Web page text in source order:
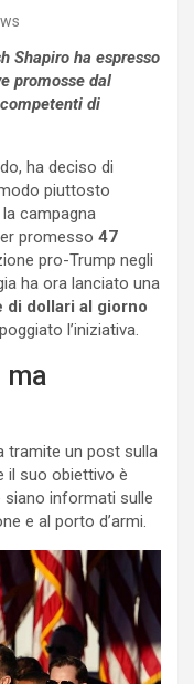
Shapiro ha espresso
promosse dal
di
ha deciso di
piuttosto
campagna
promesso 47
pro-Trump negli
ha ora lanciato una
di dollari al giorno
l’iniziativa.
ma
tramite un post sulla
il suo obiettivo è
informati sulle
e al porto d’armi.